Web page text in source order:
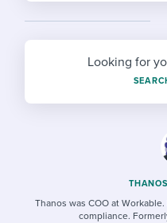
HR
Looking for
Thanos was COO at
compliance.